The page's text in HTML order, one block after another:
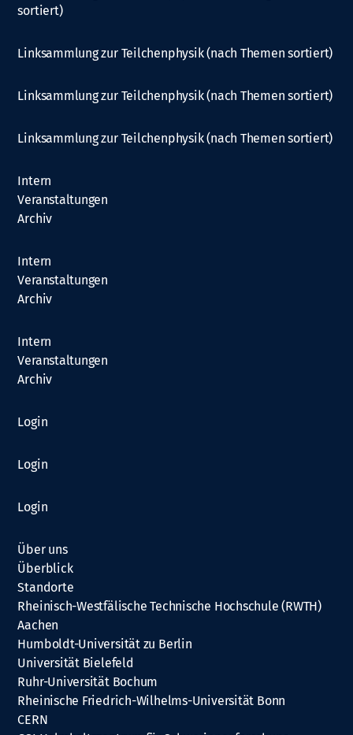
sortiert)
Linksammlung zur Teilchenphysik (nach Themen sortiert)
Linksammlung zur Teilchenphysik (nach Themen sortiert)
Linksammlung zur Teilchenphysik (nach Themen sortiert)
Intern
Veranstaltungen
Archiv
Intern
Veranstaltungen
Archiv
Intern
Veranstaltungen
Archiv
Login
Login
Login
Über uns
Überblick
Standorte
Rheinisch-Westfälische Technische Hochschule (RWTH)
Aachen
Humboldt-Universität zu Berlin
Universität Bielefeld
Ruhr-Universität Bochum
Rheinische Friedrich-Wilhelms-Universität Bonn
CERN